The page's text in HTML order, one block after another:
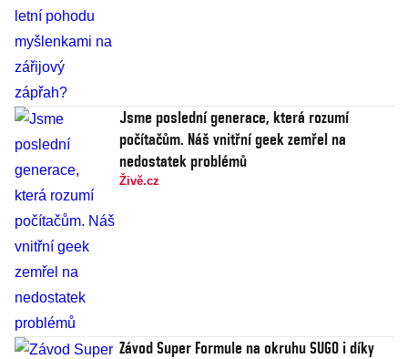
Jsme poslední generace, která rozumí
počítačům. Náš vnitřní geek zemřel na
nedostatek problémů
Živě.cz
Závod Super Formule na okruhu SUGO i díky